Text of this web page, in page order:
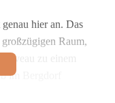
hier an. Das
Raum,
zu einem
im Bergdorf